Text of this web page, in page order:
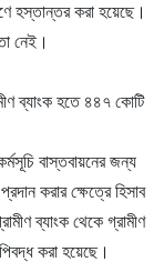
হস্তান্তর করা হয়েছে।
নেই।
ব্যাংক হতে ৪৪৭ কোটি
বাস্তবায়নের জন্য
করার ক্ষেত্রে হিসাব
ব্যাংক থেকে গ্রামীণ
করা হয়েছে।